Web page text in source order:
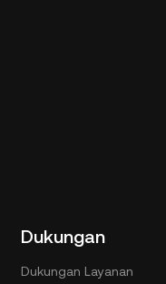
Dukungan
Dukungan Layanan